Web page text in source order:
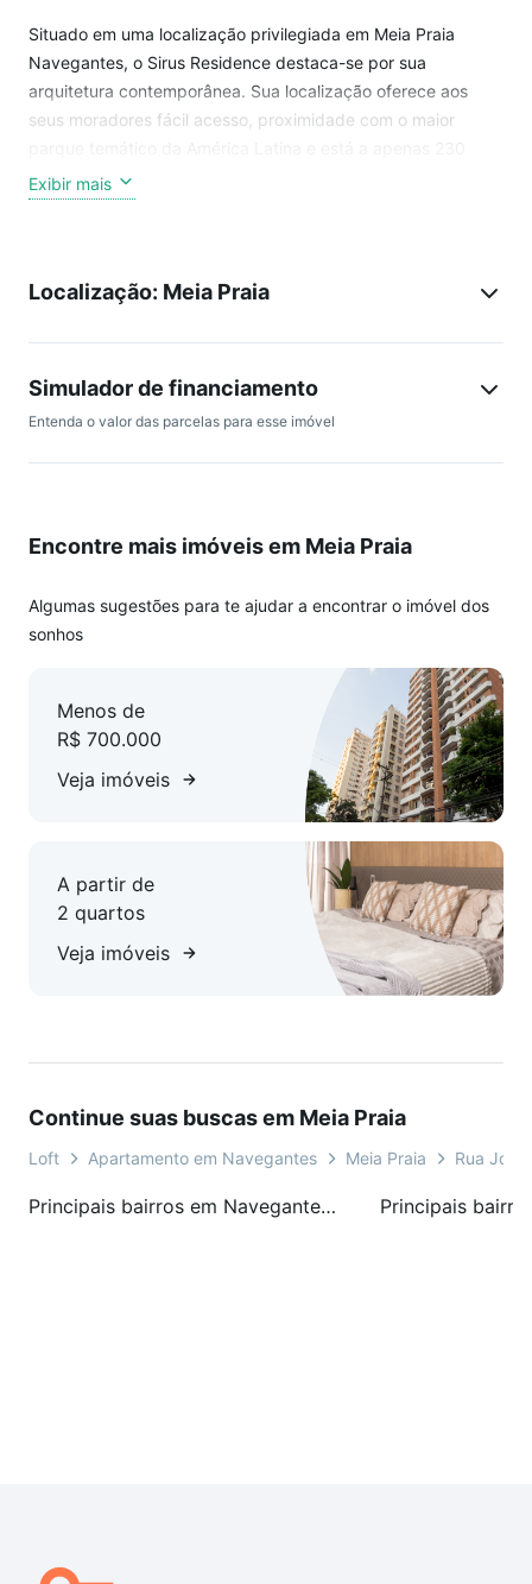
Situado em uma localização privilegiada em Meia Praia
Navegantes, o Sirus Residence destaca-se por sua
arquitetura contemporânea. Sua localização oferece aos
seus moradores fácil acesso, proximidade com o maior
metros do mar.
social com jantar, estar, cozinha e área de serviço. A sacada
churrasqueira a carvão e um ótimo espaço para mobiliá-la.
Exibir mais
Localização: Meia Praia
Simulador de financiamento
Entenda o valor das parcelas para esse imóvel
Encontre mais imóveis em Meia Praia
Algumas sugestões para te ajudar a encontrar o imóvel dos
sonhos
Menos de
R$ 700.000
Veja imóveis
A partir de
2 quartos
Veja imóveis
Continue suas buscas em Meia Praia
Loft Apartamento em Navegantes Meia Praia Rua José
Principais bairros em Navegantes, SC